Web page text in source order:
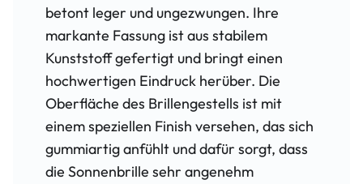
betont leger und ungezwungen. Ihre
markante Fassung ist aus stabilem
Kunststoff gefertigt und bringt einen
hochwertigen Eindruck herüber. Die
Oberfläche des Brillengestells ist mit
einem speziellen Finish versehen, das sich
gummiartig anfühlt und dafür sorgt, dass
die Sonnenbrille sehr angenehm